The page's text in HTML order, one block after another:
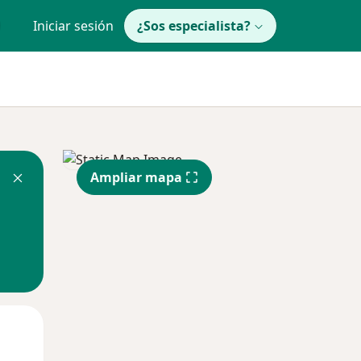
Iniciar sesión ¿Sos especialista?
Ampliar mapa